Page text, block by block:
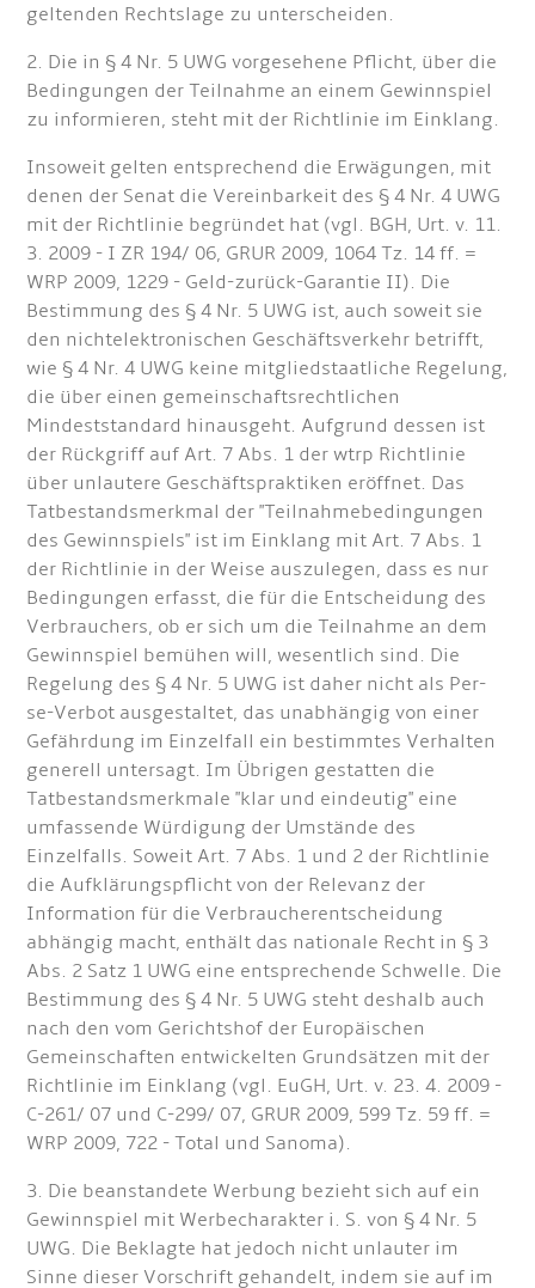
geltenden Rechtslage zu unterscheiden.
2. Die in § 4 Nr. 5 UWG vorgesehene Pflicht, über die
Bedingungen der Teilnahme an einem Gewinnspiel
zu informieren, steht mit der Richtlinie im Einklang.
Insoweit gelten entsprechend die Erwägungen, mit
denen der Senat die Vereinbarkeit des § 4 Nr. 4 UWG
mit der Richtlinie begründet hat (vgl. BGH, Urt. v. 11.
3. 2009 - I ZR 194/ 06, GRUR 2009, 1064 Tz. 14 ff. =
WRP 2009, 1229 - Geld-zurück-Garantie II). Die
Bestimmung des § 4 Nr. 5 UWG ist, auch soweit sie
den nichtelektronischen Geschäftsverkehr betrifft,
wie § 4 Nr. 4 UWG keine mitgliedstaatliche Regelung,
die über einen gemeinschaftsrechtlichen
Mindeststandard hinausgeht. Aufgrund dessen ist
der Rückgriff auf Art. 7 Abs. 1 der wtrp Richtlinie
über unlautere Geschäftspraktiken eröffnet. Das
Tatbestandsmerkmal der "Teilnahmebedingungen
des Gewinnspiels" ist im Einklang mit Art. 7 Abs. 1
der Richtlinie in der Weise auszulegen, dass es nur
Bedingungen erfasst, die für die Entscheidung des
Verbrauchers, ob er sich um die Teilnahme an dem
Gewinnspiel bemühen will, wesentlich sind. Die
Regelung des § 4 Nr. 5 UWG ist daher nicht als Per-
se-Verbot ausgestaltet, das unabhängig von einer
Gefährdung im Einzelfall ein bestimmtes Verhalten
generell untersagt. Im Übrigen gestatten die
Tatbestandsmerkmale "klar und eindeutig" eine
umfassende Würdigung der Umstände des
Einzelfalls. Soweit Art. 7 Abs. 1 und 2 der Richtlinie
die Aufklärungspflicht von der Relevanz der
Information für die Verbraucherentscheidung
abhängig macht, enthält das nationale Recht in § 3
Abs. 2 Satz 1 UWG eine entsprechende Schwelle. Die
Bestimmung des § 4 Nr. 5 UWG steht deshalb auch
nach den vom Gerichtshof der Europäischen
Gemeinschaften entwickelten Grundsätzen mit der
Richtlinie im Einklang (vgl. EuGH, Urt. v. 23. 4. 2009 -
C-261/ 07 und C-299/ 07, GRUR 2009, 599 Tz. 59 ff. =
WRP 2009, 722 - Total und Sanoma).
3. Die beanstandete Werbung bezieht sich auf ein
Gewinnspiel mit Werbecharakter i. S. von § 4 Nr. 5
UWG. Die Beklagte hat jedoch nicht unlauter im
Sinne dieser Vorschrift gehandelt, indem sie auf im